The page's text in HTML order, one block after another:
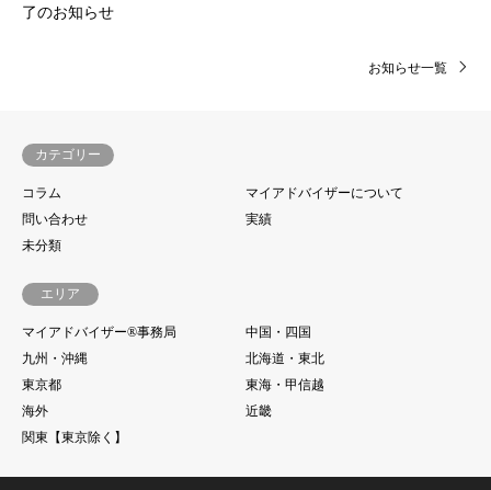
了のお知らせ
お知らせ一覧
カテゴリー
コラム
マイアドバイザーについて
問い合わせ
実績
未分類
エリア
マイアドバイザー®事務局
中国・四国
九州・沖縄
北海道・東北
東京都
東海・甲信越
海外
近畿
関東【東京除く】